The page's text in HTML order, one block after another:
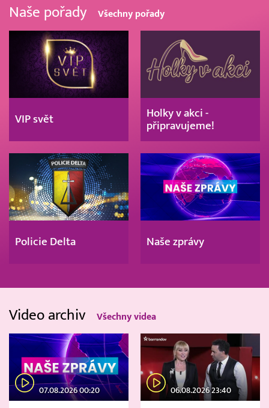
Naše pořady Všechny pořady
VIP svět
Holky v akci -
připravujeme!
Policie Delta Naše zprávy
Video archiv Všechny videa
07.08.2026 00:20 06.08.2026 23:40